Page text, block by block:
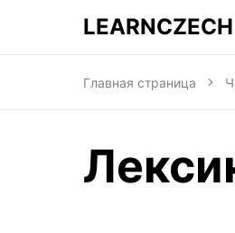
LEARNCZECH
Главная страница